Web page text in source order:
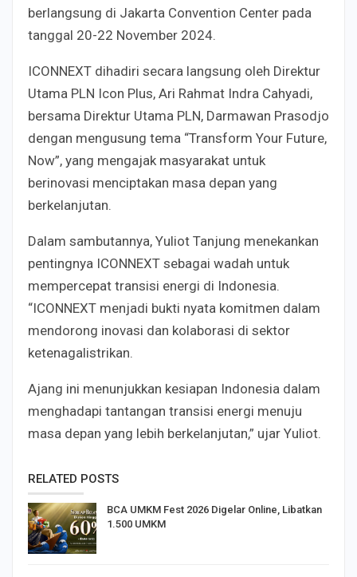
berlangsung di Jakarta Convention Center pada
tanggal 20-22 November 2024.
ICONNEXT dihadiri secara langsung oleh Direktur
Utama PLN Icon Plus, Ari Rahmat Indra Cahyadi,
bersama Direktur Utama PLN, Darmawan Prasodjo
dengan mengusung tema “Transform Your Future,
Now”, yang mengajak masyarakat untuk
berinovasi menciptakan masa depan yang
berkelanjutan.
Dalam sambutannya, Yuliot Tanjung menekankan
pentingnya ICONNEXT sebagai wadah untuk
mempercepat transisi energi di Indonesia.
“ICONNEXT menjadi bukti nyata komitmen dalam
mendorong inovasi dan kolaborasi di sektor
ketenagalistrikan.
Ajang ini menunjukkan kesiapan Indonesia dalam
menghadapi tantangan transisi energi menuju
masa depan yang lebih berkelanjutan,” ujar Yuliot.
RELATED POSTS
BCA UMKM Fest 2026 Digelar Online, Libatkan
1.500 UMKM